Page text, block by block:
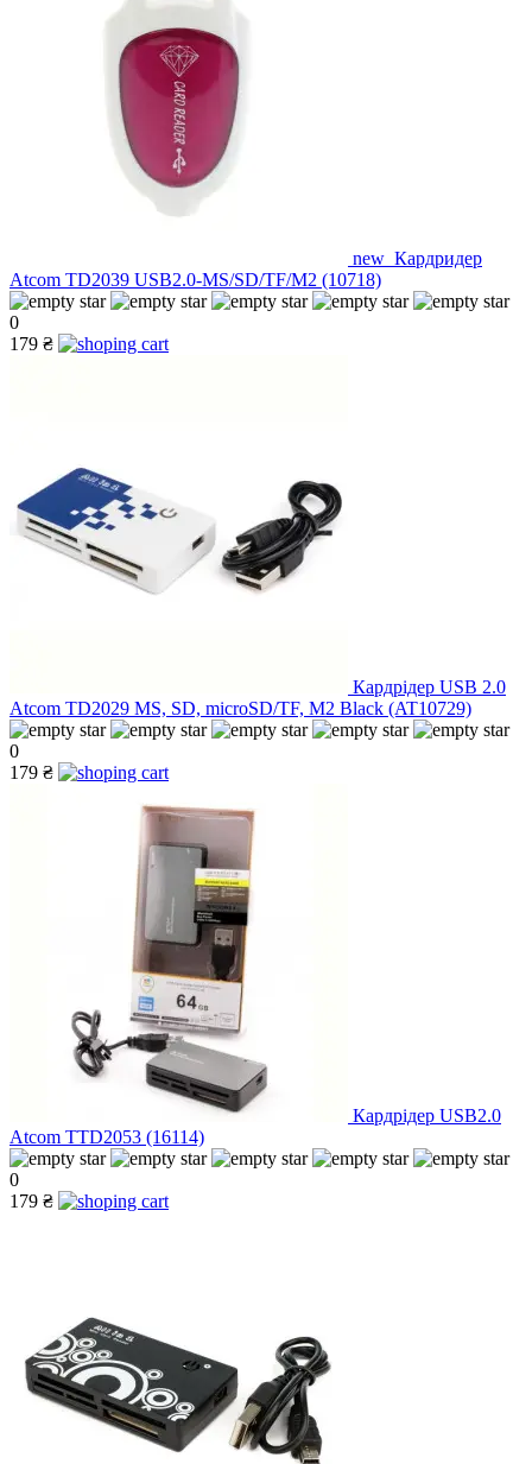
new_Кардридер
Atcom TD2039 USB2.0-MS/SD/TF/M2 (10718)
0
179 ₴
Кардрідер USB 2.0
Atcom TD2029 MS, SD, microSD/TF, M2 Black (AT10729)
0
179 ₴
Кардрідер USB2.0
Atcom TTD2053 (16114)
0
179 ₴